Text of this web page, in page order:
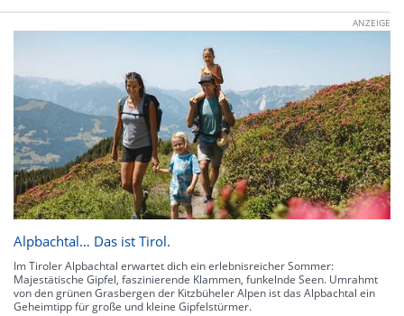
ANZEIGE
Alpbachtal… Das ist Tirol.
Im Tiroler Alpbachtal erwartet dich ein erlebnisreicher Sommer:
Majestätische Gipfel, faszinierende Klammen, funkelnde Seen. Umrahmt
von den grünen Grasbergen der Kitzbüheler Alpen ist das Alpbachtal ein
Geheimtipp für große und kleine Gipfelstürmer.